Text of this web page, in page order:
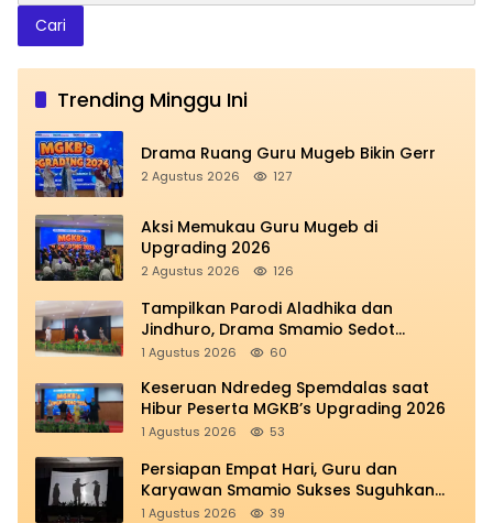
Cari
Trending Minggu Ini
Drama Ruang Guru Mugeb Bikin Gerr
2 Agustus 2026 127
Aksi Memukau Guru Mugeb di
Upgrading 2026
2 Agustus 2026 126
Tampilkan Parodi Aladhika dan
Jindhuro, Drama Smamio Sedot
Perhatian di MGKB Upgrading 2026
1 Agustus 2026 60
Keseruan Ndredeg Spemdalas saat
Hibur Peserta MGKB’s Upgrading 2026
1 Agustus 2026 53
Persiapan Empat Hari, Guru dan
Karyawan Smamio Sukses Suguhkan
Teatrikal Perjuangan
1 Agustus 2026 39